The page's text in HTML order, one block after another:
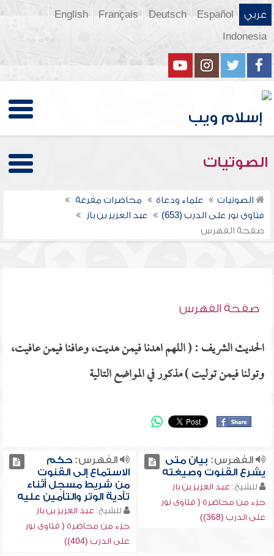
عربي Español
Deutsch
Français
English
Indonesia
الصوتيات
الصوتيات علماء ودعاة
محاضرات مفرغة
فتاوى نور على الدرب (653)
عبد العزيز بن باز
صفحة الفهرس
صفحة الفهرس
الحديث الشريف : ( اللهم اهدنا فيمن هديت، وعافنا فيمن عافيت،
وتولنا فيمن توليت ) مذكور في المواضع التالية
الفهرس: بيان متى
يشرع القنوت وصيغته
للشيخ: عبد العزيز بن باز
جزء من محاضرة ( فتاوى نور
على الدرب (368))
الفهرس:حكم
الاستماع إلى القنوت
من شريط مسجل أثناء
تأدية الوتر والتأمين عليه
للشيخ: عبد العزيز بن باز
جزء من محاضرة ( فتاوى نور
على الدرب (404))